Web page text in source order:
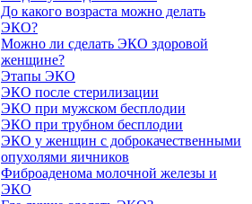
До какого возраста можно делать
ЭКО?
Можно ли сделать ЭКО здоровой
женщине?
Этапы ЭКО
ЭКО после стерилизации
ЭКО при мужском бесплодии
ЭКО при трубном бесплодии
ЭКО у женщин с доброкачественными
опухолями яичников
Фиброаденома молочной железы и
ЭКО